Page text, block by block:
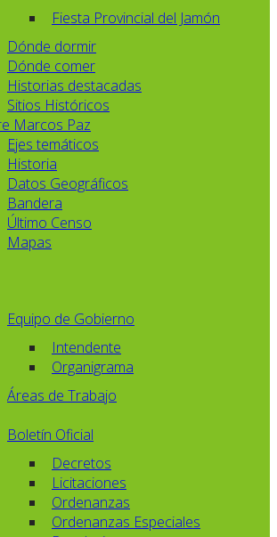
Fiesta Provincial del Jamón
Dónde dormir
Dónde comer
Historias destacadas
Sitios Históricos
Marcos Paz
Ejes temáticos
Historia
Datos Geográficos
Bandera
Último Censo
Mapas
Equipo de Gobierno
Intendente
Organigrama
Áreas de Trabajo
Boletín Oficial
Decretos
Licitaciones
Ordenanzas
Ordenanzas Especiales